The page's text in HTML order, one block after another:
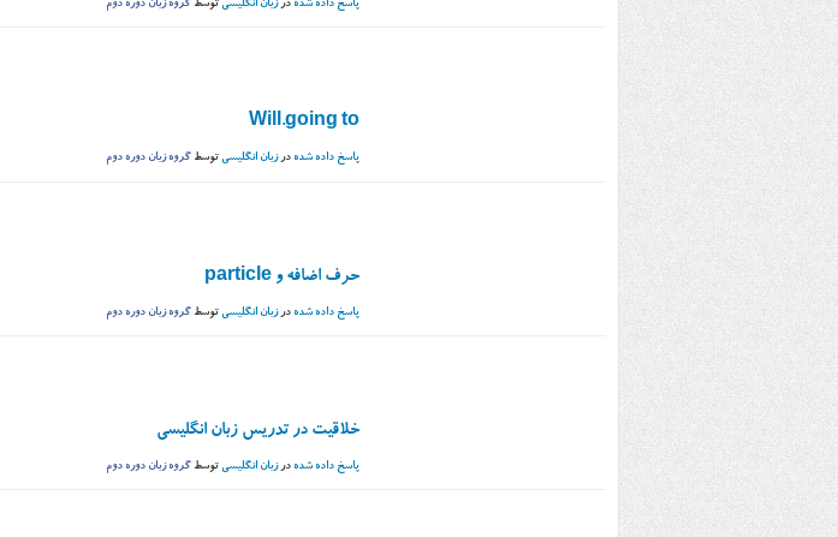
پاسخ داده شده درزبان انگلیسی توسط گروه زبان دوره دوم
Will.going to
پاسخ داده شده درزبان انگلیسی توسط گروه زبان دوره دوم
حرف اضافه و particle
پاسخ داده شده درزبان انگلیسی توسط گروه زبان دوره دوم
خلاقیت در تدریس زبان انگلیسی
پاسخ داده شده درزبان انگلیسی توسط گروه زبان دوره دوم